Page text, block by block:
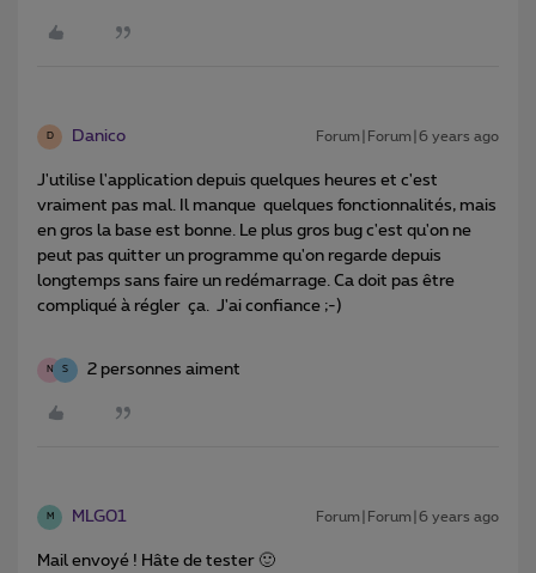
D Danico Forum|Forum|6 years ago
J'utilise l'application depuis quelques heures et c'est
vraiment pas mal. Il manque quelques fonctionnalités, mais
en gros la base est bonne. Le plus gros bug c'est qu'on ne
peut pas quitter un programme qu'on regarde depuis
longtemps sans faire un redémarrage. Ca doit pas être
compliqué à régler ça. J'ai confiance ;-)
N S 2 personnes aiment
M MLG01 Forum|Forum|6 years ago
Mail envoyé ! Hâte de tester 🙂